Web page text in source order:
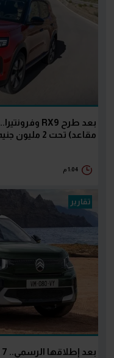
مقاعد) تحت 2 مليون جنيه
1:04 م
تقارير